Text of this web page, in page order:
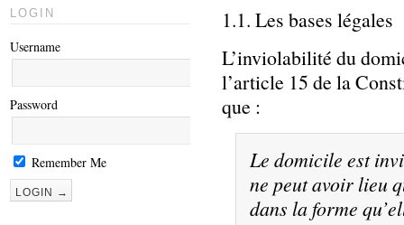
1.1. Les bases légales
L’inviolabilité du
l’article 15 de la
que :
Le domicile est
ne peut avoir lieu
dans la forme
LOGIN
Username
Password
Remember Me